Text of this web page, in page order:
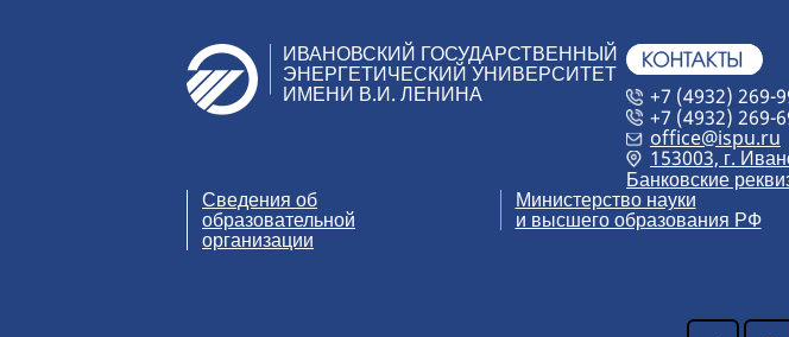
ИВАНОВСКИЙ ГОСУДАРСТВЕННЫЙ
ЭНЕРГЕТИЧЕСКИЙ УНИВЕРСИТЕТ
ИМЕНИ В.И. ЛЕНИНА
+7 (4932) 269-
+7 (4932) 269-
office@ispu.ru
153003, г.
Банковские
Сведения об
образовательной
организации
Министерство науки
и высшего образования РФ